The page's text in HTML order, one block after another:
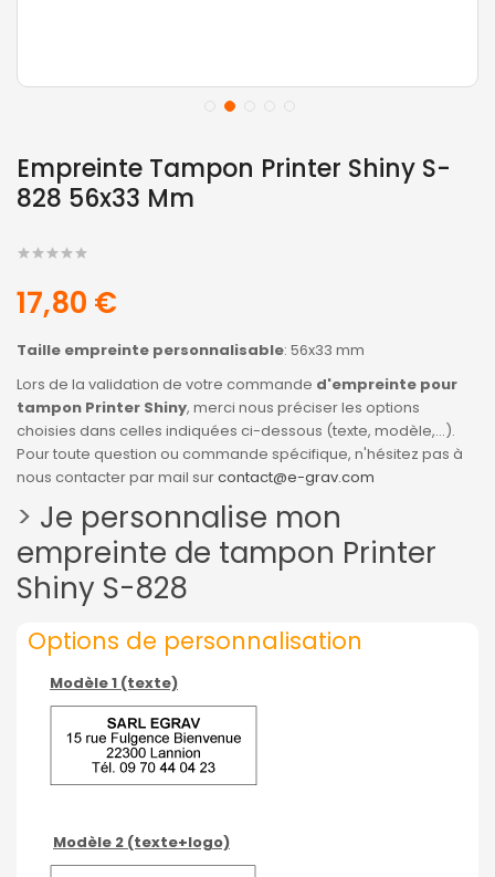
Empreinte Tampon Printer Shiny S-
828 56x33 Mm
17,80 €
Taille empreinte personnalisable: 56x33 mm
Lors de la validation de votre commande d'empreinte pour
tampon Printer Shiny, merci nous préciser les options
choisies dans celles indiquées ci-dessous (texte, modèle,...).
Pour toute question ou commande spécifique, n'hésitez pas à
nous contacter par mail surcontact@e-grav.com
> Je personnalise mon
empreinte de tampon Printer
Shiny S-828
Options de personnalisation
Modèle 1 (texte)
Modèle 2 (texte+logo)